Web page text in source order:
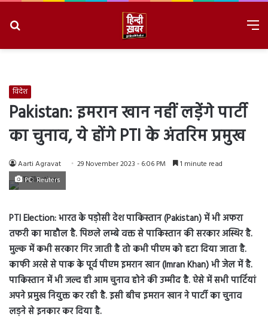
विदेश
Pakistan: इमरान खान नहीं लड़ेंगे पार्टी
का चुनाव, ये होंगे PTI के अंतरिम प्रमुख
Aarti Agravat 29 November 2023 - 6:06 PM 1 minute read
PC: Reuters
PTI Election:भारत के पड़ोसी देश पाकिस्तान (Pakistan) में भी अफरा
तफरी का माहौल है. पिछले लम्बे वक्त से पाकिस्तान की सरकार अस्थिर है.
मुल्क में कभी सरकार गिर जाती है तो कभी पीएम को हटा दिया जाता है.
काफी अरसे से पाक के पूर्व पीएम इमरान खान (Imran Khan) भी जेल में है.
पाकिस्तान में भी जल्द ही आम चुनाव होने की उम्मीद है. ऐसे में सभी पार्टियां
अपने प्रमुख नियुक्त कर रही है. इसी बीच इमरान खान ने पार्टी का चुनाव
लड़ने से इनकार कर दिया है.